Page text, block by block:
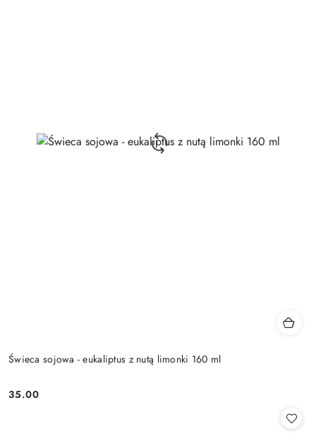
Świeca sojowa - eukaliptus z nutą limonki 160 ml
Cena:
35.00